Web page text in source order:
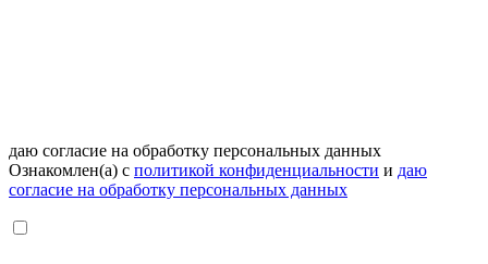
даю согласие на обработку персональных данных
Ознакомлен(а) с политикой конфиденциальности и даю
согласие на обработку персональных данных